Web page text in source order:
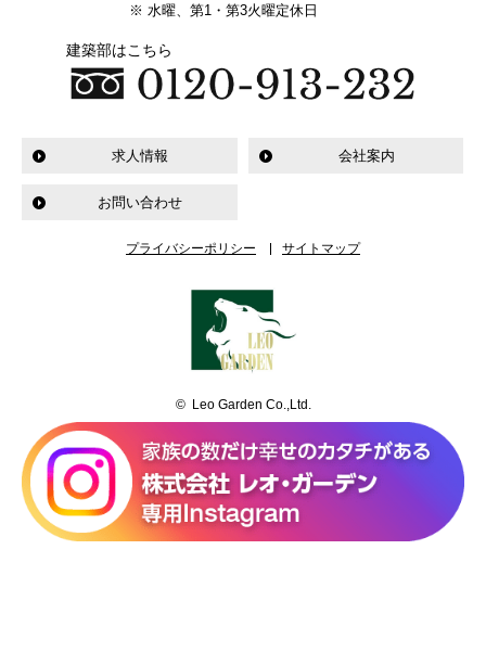
※ 水曜、第1・第3火曜定休日
建築部はこちら
求人情報 会社案内
お問い合わせ
プライバシーポリシー サイトマップ
© Leo Garden Co.,Ltd.